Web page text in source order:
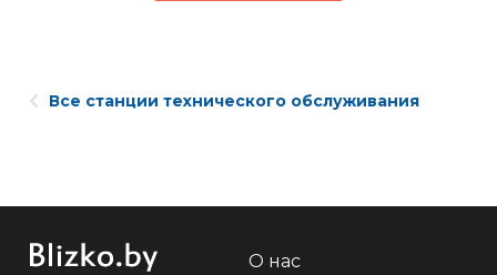
Все станции технического обслуживания
О нас